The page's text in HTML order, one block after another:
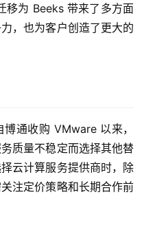
移为 Beeks 带来了多方面
，也为客户创造了更大的
通收购 VMware 以来，
质量不稳定而选择其他替
云计算服务提供商时，除
注定价策略和长期合作前